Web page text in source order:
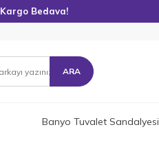
Kargo Bedava!
ARA
Banyo Tuvalet Sandalyesi